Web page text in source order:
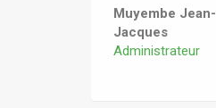
Muyembe Jean-
Jacques
Administrateur